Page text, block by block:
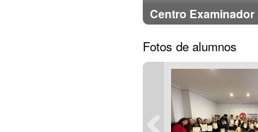
Centro Examinador
Fotos de alumnos